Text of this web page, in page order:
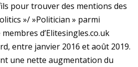
pour trouver des mentions des
»/ »Politician » parmi
d’Elitesingles.co.uk
entre janvier 2016 et août 2019.
une nette augmentation du